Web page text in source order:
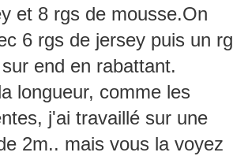
et 8 rgs de mousse.On
6 rgs de jersey puis un rg
end en rabattant.
longueur, comme les
j'ai travaillé sur une
2m.. mais vous la voyez